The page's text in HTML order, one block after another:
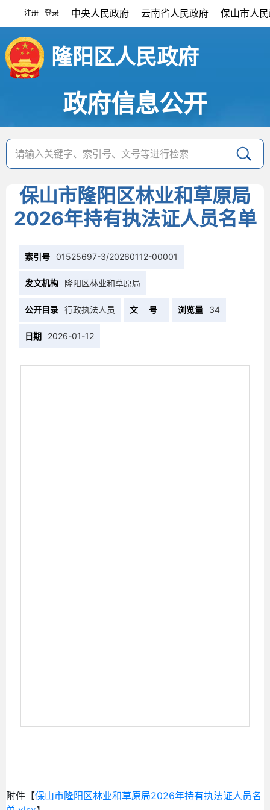
注册 登录 中央人民政府 云南省人民政府 保山市人
隆阳区人民政府
政府信息公开
保山市隆阳区林业和草原局
2026年持有执法证人员名单
索引号 01525697-3/20260112-00001
发文机构 隆阳区林业和草原局
公开目录 行政执法人员 文 号 浏览量 34
日期 2026-01-12
附件【保山市隆阳区林业和草原局2026年持有执法证人员名